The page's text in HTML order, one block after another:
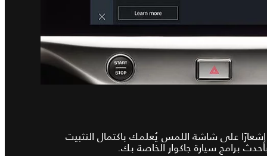
على شاشة اللمس يُعلمك باكتمال التثبيت
برامج سيارة جاكوار الخاصة بك.